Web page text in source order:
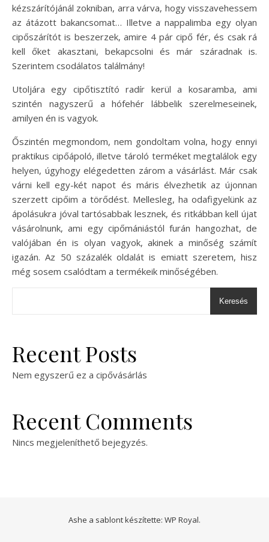
kézszárítójánál zokniban, arra várva, hogy visszavehessem
az átázott bakancsomat… Illetve a nappalimba egy olyan
cipőszárítót is beszerzek, amire 4 pár cipő fér, és csak rá
kell őket akasztani, bekapcsolni és már száradnak is.
Szerintem csodálatos találmány!
Utoljára egy cipőtisztító radír kerül a kosaramba, ami
szintén nagyszerű a hófehér lábbelik szerelmeseinek,
amilyen én is vagyok.
Őszintén megmondom, nem gondoltam volna, hogy ennyi
praktikus cipőápoló, illetve tároló terméket megtalálok egy
helyen, úgyhogy elégedetten zárom a vásárlást. Már csak
várni kell egy-két napot és máris élvezhetik az újonnan
szerzett cipőim a törődést. Mellesleg, ha odafigyelünk az
ápolásukra jóval tartósabbak lesznek, és ritkábban kell újat
vásárolnunk, ami egy cipőmániástól furán hangozhat, de
valójában én is olyan vagyok, akinek a minőség számít
igazán. Az 50 százalék oldalát is emiatt szeretem, hisz
még sosem csalódtam a termékeik minőségében.
Keresés
Recent Posts
Nem egyszerű ez a cipővásárlás
Recent Comments
Nincs megjeleníthető bejegyzés.
Ashe a sablont készítette: WP Royal.